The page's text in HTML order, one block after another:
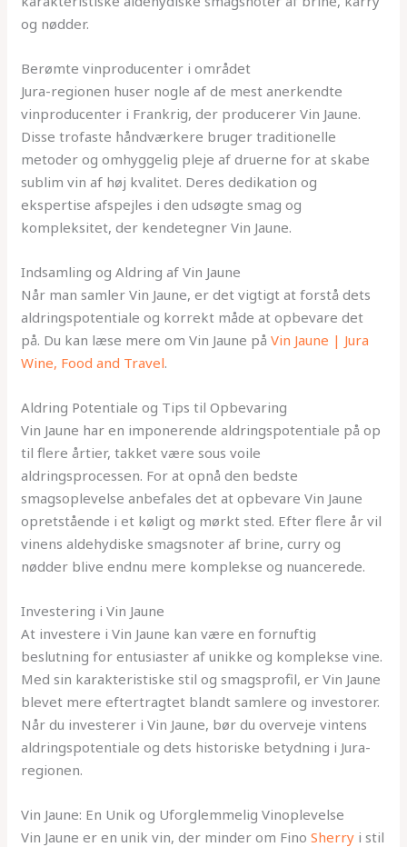
og nødder.
Berømte vinproducenter i området
Jura-regionen huser nogle af de mest anerkendte
vinproducenter i Frankrig, der producerer Vin Jaune.
Disse trofaste håndværkere bruger traditionelle
metoder og omhyggelig pleje af druerne for at skabe
sublim vin af høj kvalitet. Deres dedikation og
ekspertise afspejles i den udsøgte smag og
kompleksitet, der kendetegner Vin Jaune.
Indsamling og Aldring af Vin Jaune
Når man samler Vin Jaune, er det vigtigt at forstå dets
aldringspotentiale og korrekt måde at opbevare det
på. Du kan læse mere om Vin Jaune påVin Jaune | Jura
Wine, Food and Travel.
Aldring Potentiale og Tips til Opbevaring
Vin Jaune har en imponerende aldringspotentiale på op
til flere årtier, takket være sous voile
aldringsprocessen. For at opnå den bedste
smagsoplevelse anbefales det at opbevare Vin Jaune
opretstående i et køligt og mørkt sted. Efter flere år vil
vinens aldehydiske smagsnoter af brine, curry og
nødder blive endnu mere komplekse og nuancerede.
Investering i Vin Jaune
At investere i Vin Jaune kan være en fornuftig
beslutning for entusiaster af unikke og komplekse vine.
Med sin karakteristiske stil og smagsprofil, er Vin Jaune
blevet mere eftertragtet blandt samlere og investorer.
Når du investerer i Vin Jaune, bør du overveje vintens
aldringspotentiale og dets historiske betydning i Jura-
regionen.
Vin Jaune: En Unik og Uforglemmelig Vinoplevelse
Vin Jaune er en unik vin, der minder om FinoSherry i stil